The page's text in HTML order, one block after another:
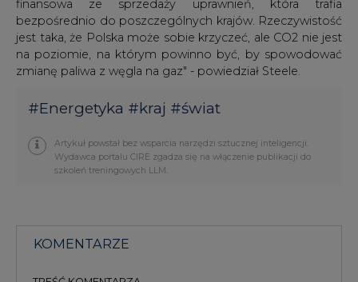
zmianę paliwa z węgla na gaz" - powiedział Steele.
# Energetyka #kraj #świat
Artykuł powstał bez wsparcia narzędzi sztucznej inteligencji.
szkoleń treningowych LLM.
KOMENTARZE